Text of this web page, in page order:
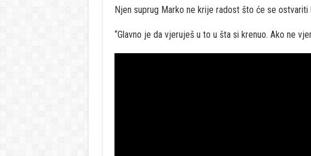
Njen suprug Marko ne krije radost što će se
“Glavno je da vjeruješ u to u šta si krenuo. Ako ne